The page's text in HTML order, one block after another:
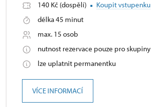
140 Kč (dospělí)
Koupit vstupenku
délka 45 minut
max. 15 osob
nutnost rezervace pouze pro skupiny
lze uplatnit permanentku
VÍCE INFORMACÍ